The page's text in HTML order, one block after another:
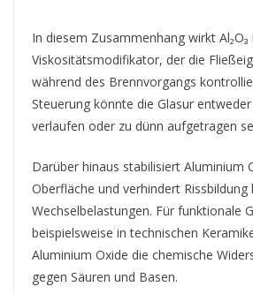
In diesem Zusammenhang wirkt Al₂O₃
Viskositätsmodifikator, der die
während des Brennvorgangs
Steuerung könnte die Glasur
verlaufen oder zu dünn aufgetragen
Darüber hinaus stabilisiert Aluminium
Oberfläche und verhindert Rissbildung
Wechselbelastungen. Für funktionale
beispielsweise in technischen
Aluminium Oxide die chemische
gegen Säuren und Basen.